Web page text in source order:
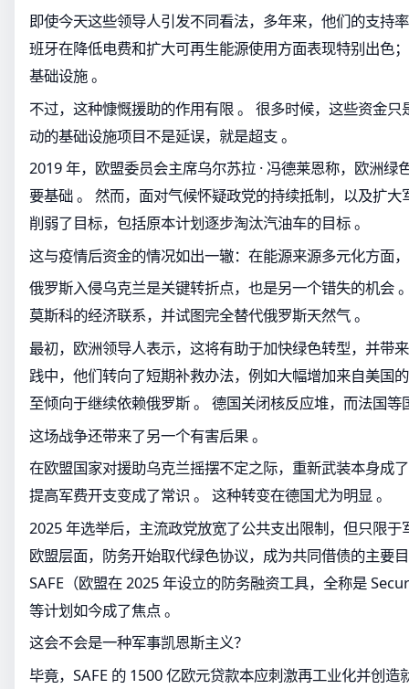
即使今天这些领导人引发不同看法，多年来，他们的支持
班牙在降低电费和扩大可再生能源使用方面表现特别出色
基础设施 。
不过，这种慷慨援助的作用有限 。 很多时候，这些资金
动的基础设施项目不是延误，就是超支 。
2019 年，欧盟委员会主席乌尔苏拉 · 冯德莱恩称，欧洲绿
要基础 。 然而，面对气候怀疑政党的持续抵制，以及扩
削弱了目标，包括原本计划逐步淘汰汽油车的目标 。
这与疫情后资金的情况如出一辙：在能源来源多元化方面
俄罗斯入侵乌克兰是关键转折点，也是另一个错失的机会
莫斯科的经济联系，并试图完全替代俄罗斯天然气 。
最初，欧洲领导人表示，这将有助于加快绿色转型，并带
践中，他们转向了短期补救办法，例如大幅增加来自美国
至倾向于继续依赖俄罗斯 。 德国关闭核反应堆，而法国等
这场战争还带来了另一个有害后果 。
在欧盟国家对援助乌克兰摇摆不定之际，重新武装本身成
提高军费开支变成了常识 。 这种转变在德国尤为明显 。
2025 年选举后，主流政党放宽了公共支出限制，但只限于
欧盟层面，防务开始取代绿色协议，成为共同借债的主要
SAFE（欧盟在 2025 年设立的防务融资工具，全称是
等计划如今成了焦点 。
这会不会是一种军事凯恩斯主义？
毕竟，SAFE 的 1500 亿欧元贷款本应刺激再工业化并创造